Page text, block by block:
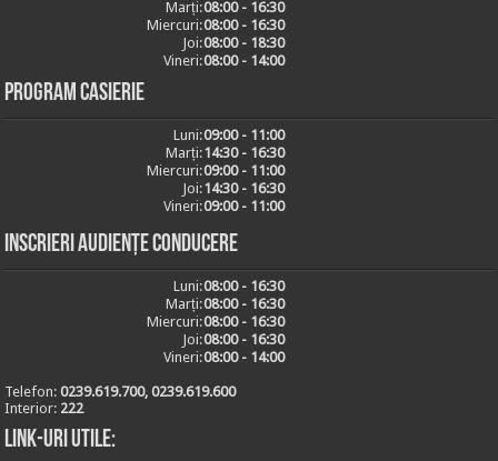
Marți:08:00 - 16:30
Miercuri:08:00 - 16:30
Joi:08:00 - 18:30
Vineri:08:00 - 14:00
Program casierie
Luni:09:00 - 11:00
Marți:14:30 - 16:30
Miercuri:09:00 - 11:00
Joi:14:30 - 16:30
Vineri:09:00 - 11:00
Inscrieri audiențe conducere
Luni:08:00 - 16:30
Marți:08:00 - 16:30
Miercuri:08:00 - 16:30
Joi:08:00 - 16:30
Vineri:08:00 - 14:00
Telefon:0239.619.700, 0239.619.600
Interior: 222
Link-uri utile: